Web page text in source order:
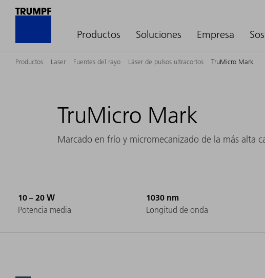
Productos Soluciones Empresa
Productos Laser Fuentes del rayo Láser de pulsos ultracortos TruMicro Mark
TruMicro Mark
Marcado en frío y micromecanizado de la más alta
10 – 20 W
Potencia media
1030 nm
Longitud de onda